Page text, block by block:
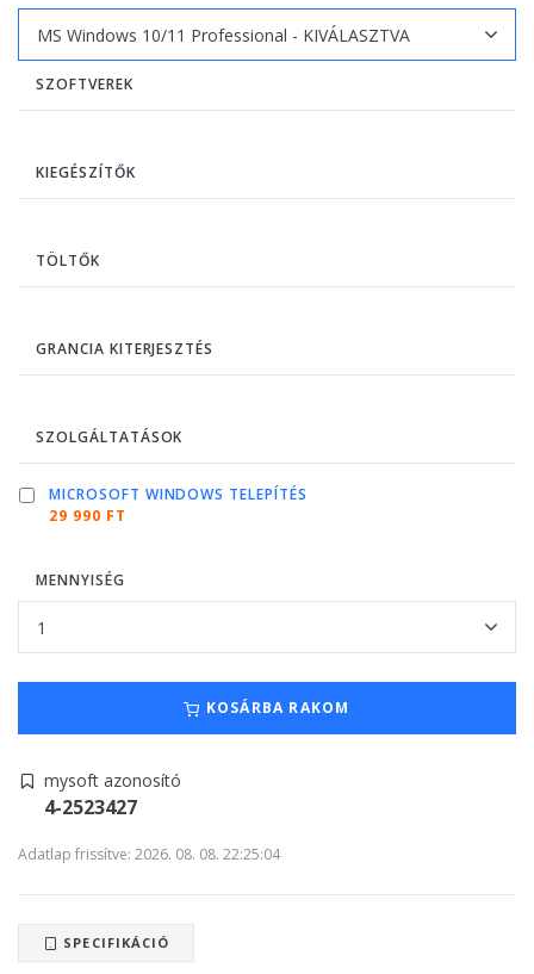
SZOFTVEREK
KIEGÉSZÍTŐK
TÖLTŐK
GRANCIA KITERJESZTÉS
SZOLGÁLTATÁSOK
MICROSOFT WINDOWS TELEPÍTÉS
29 990 FT
MENNYISÉG
KOSÁRBA RAKOM
mysoft azonosító
4-2523427
Adatlap frissítve: 2026. 08. 08. 22:25:04
SPECIFIKÁCIÓ